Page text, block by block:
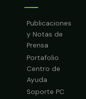
Publicaciones
y Notas de
Prensa
Portafolio
Centro de
Ayuda
Soporte PC